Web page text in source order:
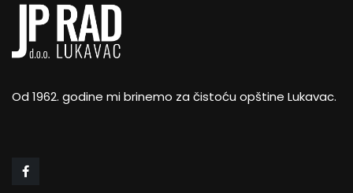
Od 1962. godine mi brinemo za čistoću opštine Lukavac.